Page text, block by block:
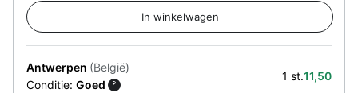
Antwerpen (België)
Conditie: Goed ?
1 st.11,50